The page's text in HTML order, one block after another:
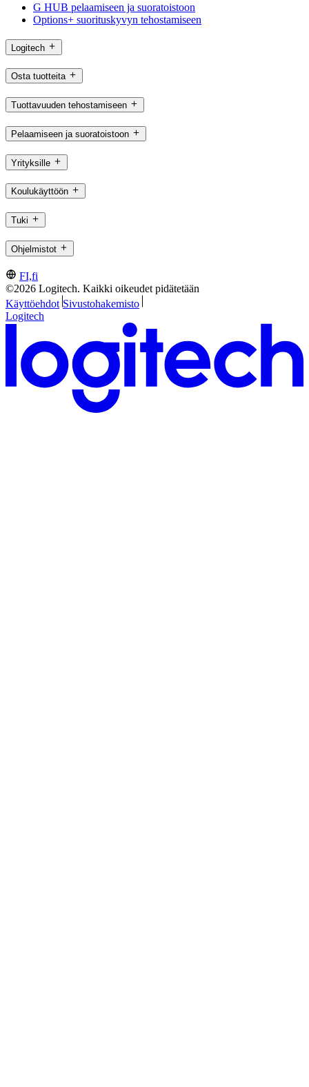
G HUB pelaamiseen ja suoratoistoon
Options+ suorituskyvyn tehostamiseen
Logitech
Osta tuotteita
Tuottavuuden tehostamiseen
Pelaamiseen ja suoratoistoon
Yrityksille
Koulukäyttöön
Tuki
Ohjelmistot
FI,fi
©2026 Logitech. Kaikki oikeudet pidätetään
Käyttöehdot Sivustohakemisto
Logitech